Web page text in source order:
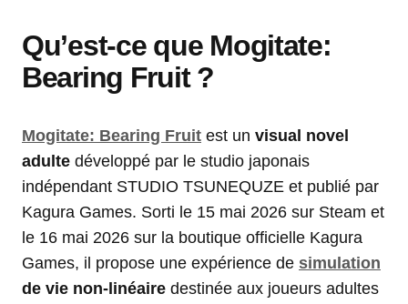
Qu’est-ce que Mogitate:
Bearing Fruit ?
Mogitate: Bearing Fruit est un visual novel
adulte développé par le studio japonais
indépendant STUDIO TSUNEQUZE et publié par
Kagura Games. Sorti le 15 mai 2026 sur Steam et
le 16 mai 2026 sur la boutique officielle Kagura
Games, il propose une expérience de simulation
de vie non-linéaire destinée aux joueurs adultes